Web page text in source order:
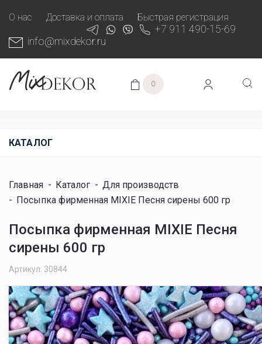
О нас Доставка и оплата Быстрая регистрация
+7 911 490-15-69
info@mixdekor.ru
0
КАТАЛОГ
Главная - Каталог - Для производств
- Посыпка фирменная MIXIE Песня сирены 600 гр
Посыпка фирменная MIXIE Песня
сирены 600 гр
Артикул: 30844